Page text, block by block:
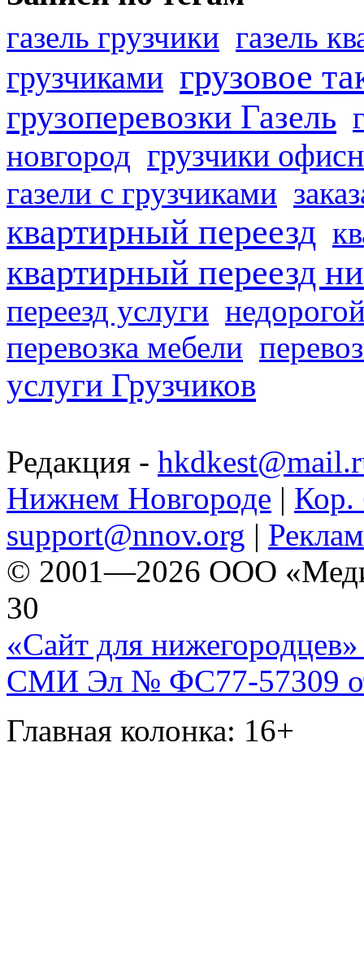
газель грузчики газель
грузчиками грузовое
грузоперевозки Газель
новгород грузчики
газели с грузчиками
квартирный переезд
квартирный переезд
переезд услуги
перевозка мебели
услуги Грузчиков
Редакция -
Нижнем Новгороде | Кор.
support@nnov.org |
© 2001—2026 ООО
30
«Сайт для нижегородцев»
СМИ Эл № ФС77-57309
Главная колонка: 16+